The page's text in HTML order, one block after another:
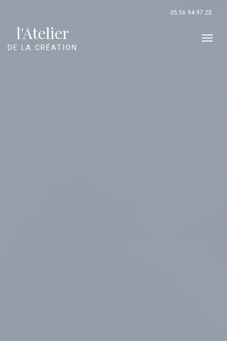
05 56 94 97 20
l'Atelier
DE LA CRÉATION